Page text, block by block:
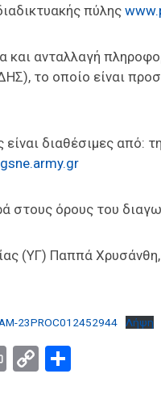
πύλης
και ανταλλαγή
το οποίο είναι
διαθέσιμες από:
στους όρους του
(ΥΓ) Παππά
23PROC012452944 Λήψη
PrintCopy